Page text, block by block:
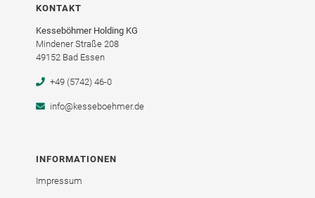
KONTAKT
Kesseböhmer Holding KG
Mindener Straße 208
49152 Bad Essen
+49 (5742) 46-0
info@kesseboehmer.de
INFORMATIONEN
Impressum